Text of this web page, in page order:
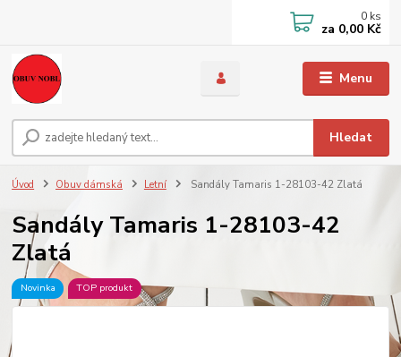
Menu
Hledat
0 ks
za 0,00 Kč
Úvod Obuv dámská Letní Sandály Tamaris 1-28103-42 Zlatá
Sandály Tamaris 1-28103-42
Zlatá
Novinka TOP produkt